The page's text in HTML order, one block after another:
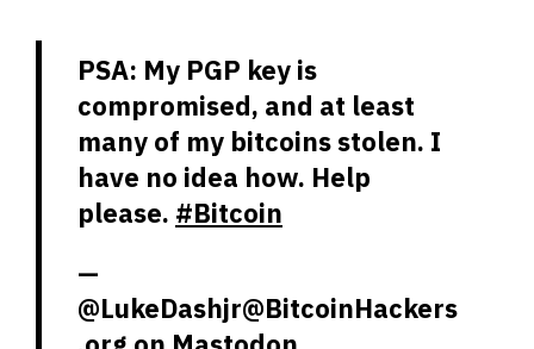
PSA: My PGP key is
compromised, and at least
many of my bitcoins stolen. I
have no idea how. Help
please. #Bitcoin
—
@LukeDashjr@BitcoinHackers